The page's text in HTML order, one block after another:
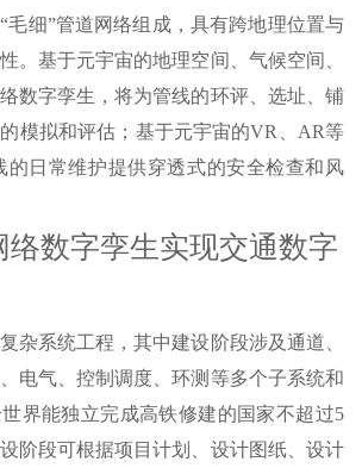
毛细”管道网络组成，具有跨地理位置与
。基于元宇宙的地理空间、气候空间、
数字孪生，将为管线的环评、选址、铺
模拟和评估；基于元宇宙的VR、AR等
的日常维护提供穿透式的安全检查和风
络数字孪生实现交通数字
杂系统工程，其中建设阶段涉及通道、
电气、控制调度、环测等多个子系统和
界能独立完成高铁修建的国家不超过5
阶段可根据项目计划、设计图纸、设计